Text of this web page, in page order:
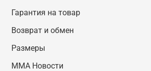
Гарантия на товар
Возврат и обмен
Размеры
MMA Новости